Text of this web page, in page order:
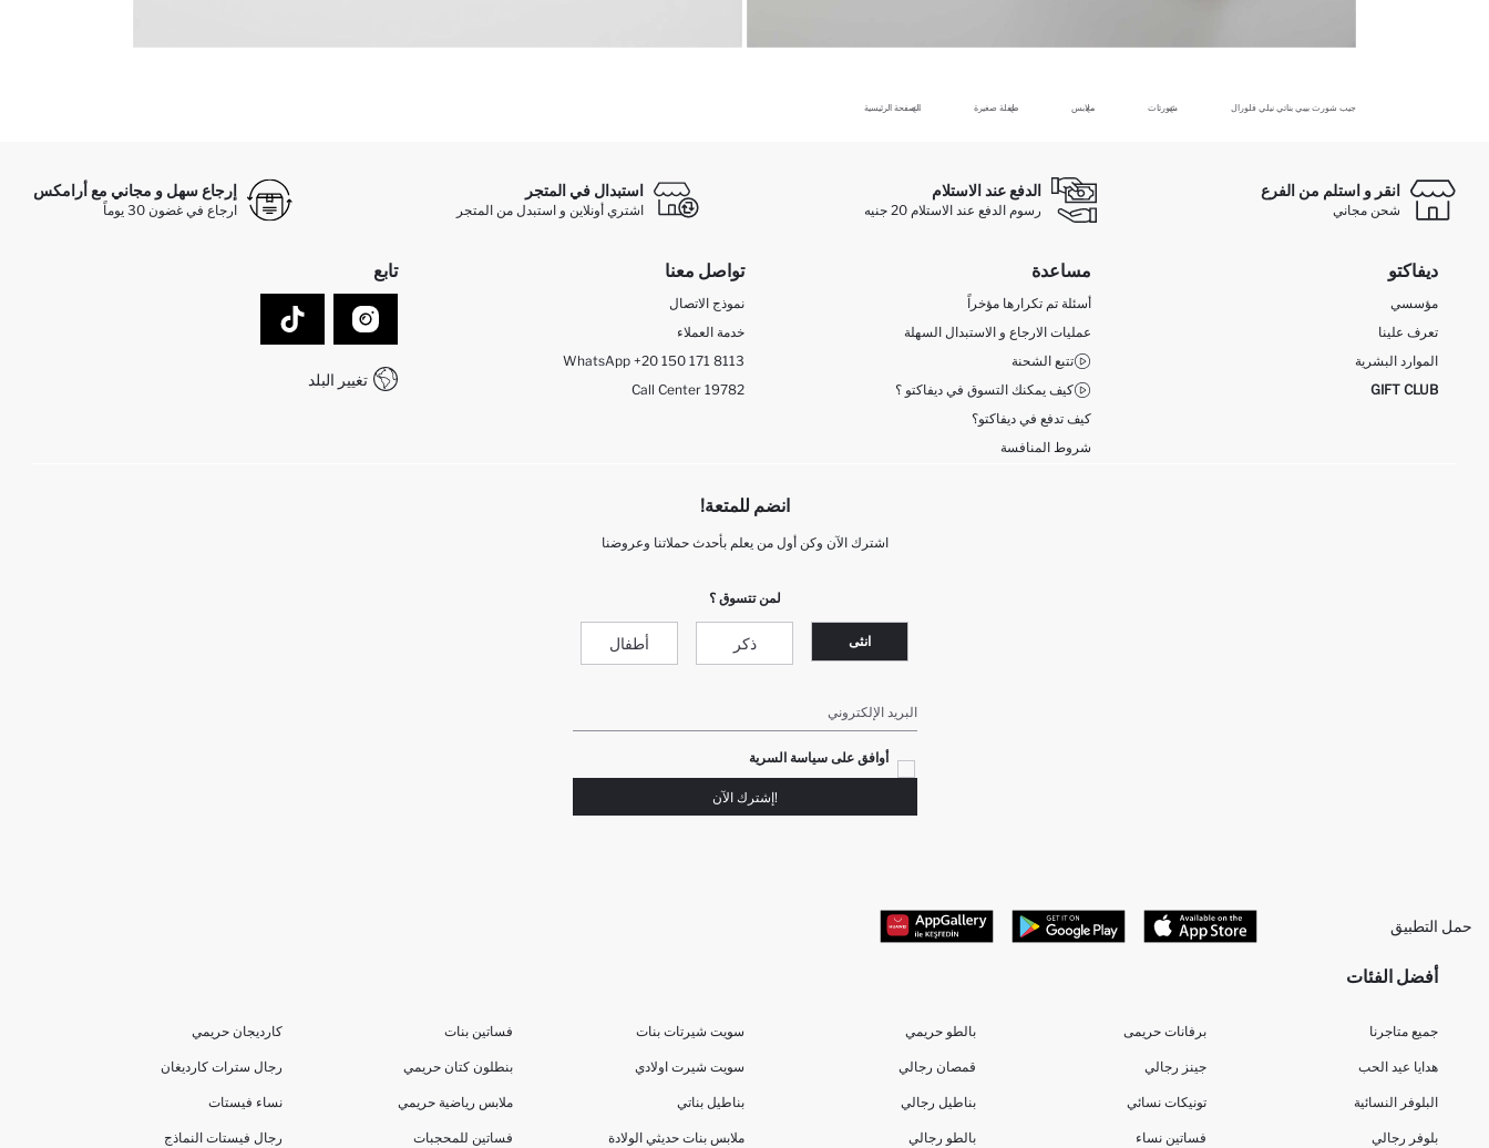
الصفحة الرئيسية طفلة صغيرة ملابس شورتات جيب شورت بيبي بناتي نيلي فلورال
انقر و استلم من الفرع
شحن مجاني
الدفع عند الاستلام
رسوم الدفع عند الاستلام 20 جنيه
استبدال في المتجر
اشتري أونلاين و استبدل من المتجر
إرجاع سهل و مجاني مع أرامكس
ارجاع في غضون 30 يوماً
ديفاكتو
مؤسسي
تعرف علينا
الموارد البشرية
GIFT CLUB
مساعدة
أسئلة تم تكرارها مؤخراً
عمليات الارجاع و الاستبدال السهلة
تتبع الشحنة
كيف يمكنك التسوق في ديفاكتو ؟
كيف تدفع في ديفاكتو؟
شروط المنافسة
تواصل معنا
نموذج الاتصال
خدمة العملاء
WhatsApp +20 150 171 8113
Call Center 19782
تابع
تغيير البلد
انضم للمتعة!
اشترك الآن وكن أول من يعلم بأحدث حملاتنا وعروضنا
لمن تتسوق ؟
انثى ذكر أطفال
البريد الإلكتروني
أوافق على سياسة السرية
!إشترك الآن
حمل التطبيق
أفضل الفئات
جميع متاجرنا
هدايا عيد الحب
البلوفر النسائية
بلوفر رجالي
برفانات حريمى
جينز رجالي
تونيكات نسائي
فساتين نساء
بالطو حريمي
قمصان رجالي
بناطيل رجالي
بالطو رجالي
سويت شيرتات بنات
سويت شيرت اولادي
بناطيل بناتي
ملابس بنات حديثي الولادة
فساتين بنات
بنطلون كتان حريمي
ملابس رياضية حريمي
فساتين للمحجبات
كارديجان حريمي
رجال سترات كارديغان
نساء فيستات
رجال فيستات النماذج